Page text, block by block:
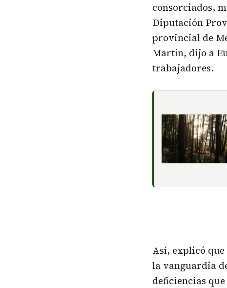
consorciados,
Diputación
provincial de
Martín, dijo a
trabajadores.
Así, explicó
la vanguardia
deficiencias